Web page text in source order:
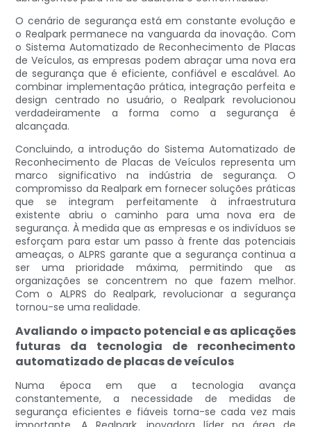
O cenário de segurança está em constante evolução e
o Realpark permanece na vanguarda da inovação. Com
o Sistema Automatizado de Reconhecimento de Placas
de Veículos, as empresas podem abraçar uma nova era
de segurança que é eficiente, confiável e escalável. Ao
combinar implementação prática, integração perfeita e
design centrado no usuário, o Realpark revolucionou
verdadeiramente a forma como a segurança é
alcançada.
Concluindo, a introdução do Sistema Automatizado de
Reconhecimento de Placas de Veículos representa um
marco significativo na indústria de segurança. O
compromisso da Realpark em fornecer soluções práticas
que se integram perfeitamente à infraestrutura
existente abriu o caminho para uma nova era de
segurança. À medida que as empresas e os indivíduos se
esforçam para estar um passo à frente das potenciais
ameaças, o ALPRS garante que a segurança continua a
ser uma prioridade máxima, permitindo que as
organizações se concentrem no que fazem melhor.
Com o ALPRS do Realpark, revolucionar a segurança
tornou-se uma realidade.
Avaliando o impacto potencial e as aplicações
futuras da tecnologia de reconhecimento
automatizado de placas de veículos
Numa época em que a tecnologia avança
constantemente, a necessidade de medidas de
segurança eficientes e fiáveis ​​torna-se cada vez mais